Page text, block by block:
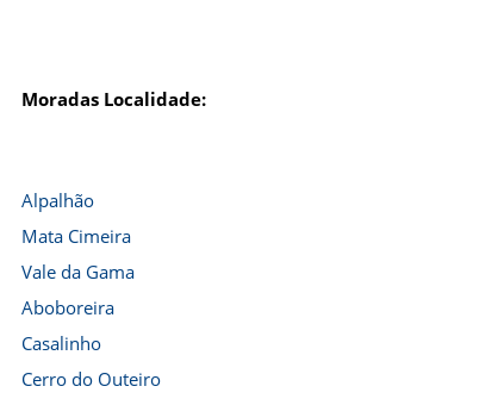
Moradas Localidade:
Alpalhão
Mata Cimeira
Vale da Gama
Aboboreira
Casalinho
Cerro do Outeiro